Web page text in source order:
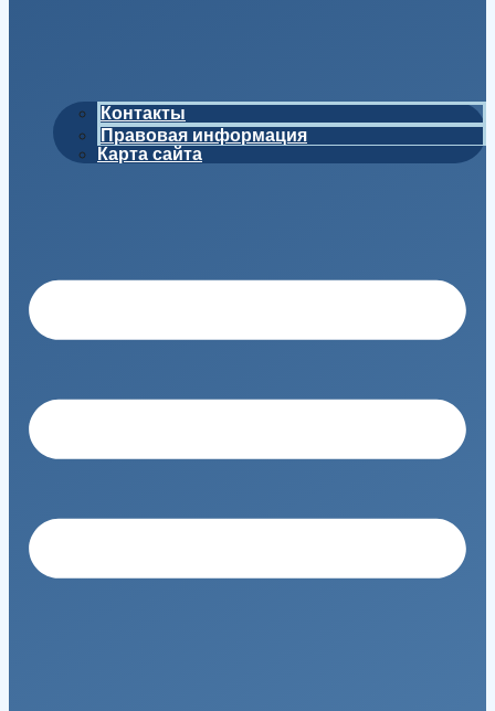
Контакты
Правовая информация
Карта сайта